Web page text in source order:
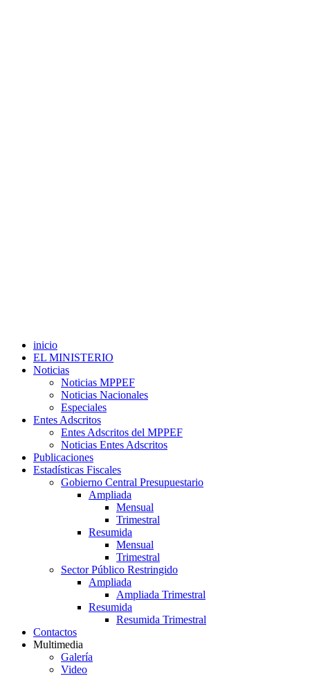
inicio
EL MINISTERIO
Noticias
Noticias MPPEF
Noticias Nacionales
Especiales
Entes Adscritos
Entes Adscritos del MPPEF
Noticias Entes Adscritos
Publicaciones
Estadísticas Fiscales
Gobierno Central Presupuestario
Ampliada
Mensual
Trimestral
Resumida
Mensual
Trimestral
Sector Público Restringido
Ampliada
Ampliada Trimestral
Resumida
Resumida Trimestral
Contactos
Multimedia
Galería
Video